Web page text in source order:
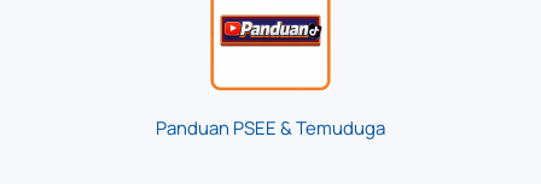
Panduan PSEE & Temuduga